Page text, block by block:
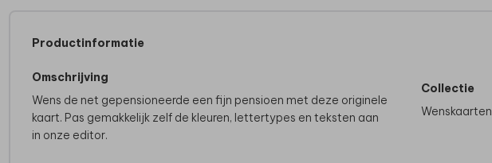
Productinformatie
Omschrijving
Wens de net gepensioneerde een fijn pensioen met deze originele
kaart. Pas gemakkelijk zelf de kleuren, lettertypes en teksten aan
in onze editor.
Collectie
Wenskaarten